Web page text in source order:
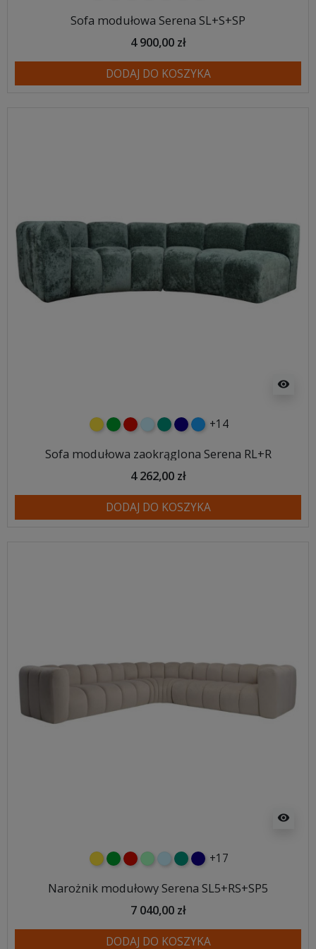
Sofa modułowa Serena SL+S+SP
4 900,00 zł
DODAJ DO KOSZYKA
visibility
żółtyzielonyczerwony
błękitnyturkusowy
granatowy
niebieski
+14
Sofa modułowa zaokrąglona Serena RL+R
4 262,00 zł
DODAJ DO KOSZYKA
visibility
żółtyzielonyczerwony
miętowybłękitnyturkusowy
granatowy
+17
Narożnik modułowy Serena SL5+RS+SP5
7 040,00 zł
DODAJ DO KOSZYKA